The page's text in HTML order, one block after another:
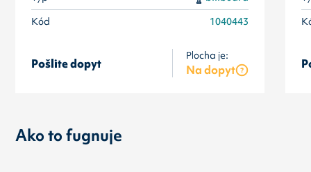
Kód
1040443
Pošlite dopyt
Plocha je:
Na dopyt
Ako to fugnuje